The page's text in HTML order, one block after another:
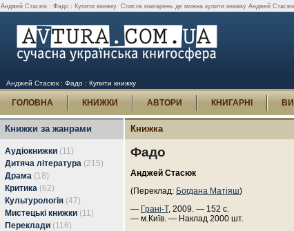
Анджей Стасюк : Фадо : Купити книжку. Список книгарень де можна купити книжку Анджей
Анджей Стасюк : Фадо : Купити книжку
ГОЛОВНА КНИЖКИ АВТОРИ КНИГАРНІ
Книжки за жанрами
Аудіокнижки (11)
Дитяча література (215)
Драма (18)
Критика (62)
Культурологія (47)
Мистецькі книжки (11)
Переклади (116)
Книжка
Фадо
Анджей Стасюк
(Переклад: Богдана Матіяш)
— Грані-Т, 2009. — 152 с.
— м.Київ. — Наклад 2000 шт.